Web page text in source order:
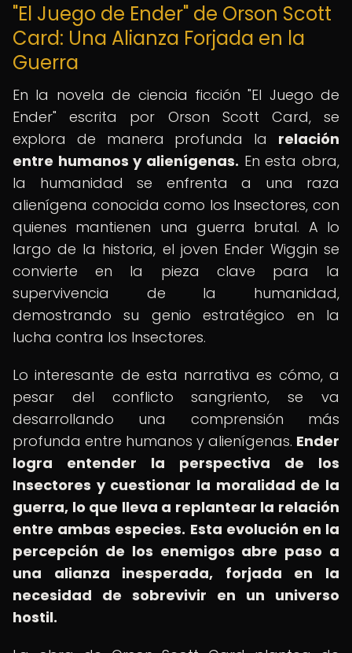
"El Juego de Ender" de Orson Scott
Card: Una Alianza Forjada en la
Guerra
En la novela de ciencia ficción "El Juego de
Ender" escrita por Orson Scott Card, se
explora de manera profunda la relación
entre humanos y alienígenas. En esta obra,
la humanidad se enfrenta a una raza
alienígena conocida como los Insectores, con
quienes mantienen una guerra brutal. A lo
largo de la historia, el joven Ender Wiggin se
convierte en la pieza clave para la
supervivencia de la humanidad,
demostrando su genio estratégico en la
lucha contra los Insectores.
Lo interesante de esta narrativa es cómo, a
pesar del conflicto sangriento, se va
desarrollando una comprensión más
profunda entre humanos y alienígenas. Ender
logra entender la perspectiva de los
Insectores y cuestionar la moralidad de la
guerra, lo que lleva a replantear la relación
entre ambas especies. Esta evolución en la
percepción de los enemigos abre paso a
una alianza inesperada, forjada en la
necesidad de sobrevivir en un universo
hostil.